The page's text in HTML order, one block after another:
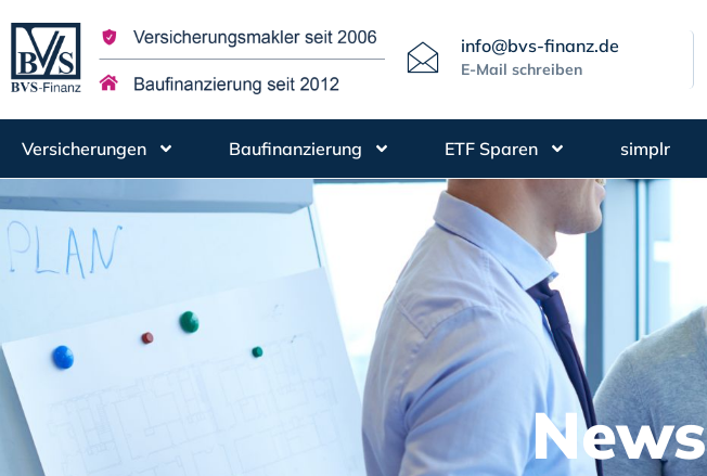
info@bvs-finanz.de
E-Mail schreiben
Versicherungen Baufinanzierung ETF Sparen simplr
News